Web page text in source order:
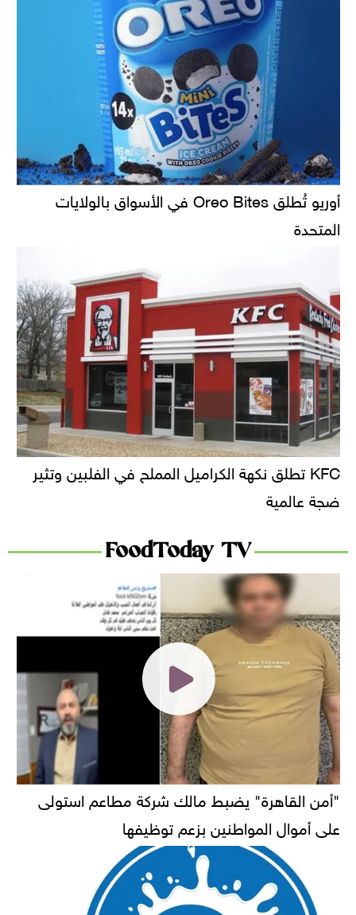
أوريو تُطلق Oreo Bites في الأسواق بالولايات
المتحدة
KFC تطلق نكهة الكراميل المملح في الفلبين وتثير
ضجة عالمية
FoodToday TV
"أمن القاهرة" يضبط مالك شركة مطاعم استولى
على أموال المواطنين بزعم توظيفها